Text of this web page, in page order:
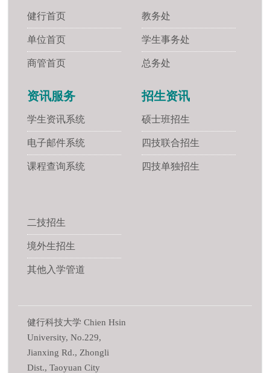
健行首页
单位首页
商管首页
教务处
学生事务处
总务处
资讯服务
学生资讯系统
电子邮件系统
课程查询系统
招生资讯
硕士班招生
四技联合招生
四技单独招生
二技招生
境外生招生
其他入学管道
健行科技大学 Chien Hsin
University, No.229,
Jianxing Rd., Zhongli
Dist., Taoyuan City